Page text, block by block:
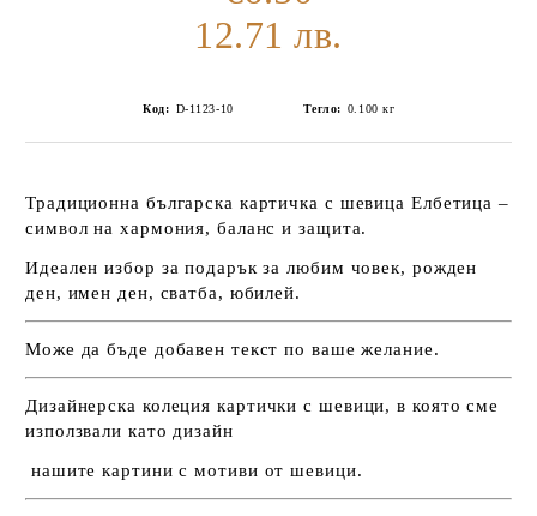
12.71 лв.
Код: D-1123-10 Тегло: 0.100 кг
Традиционна българска картичка с шевица Елбетица –
символ на хармония, баланс и защита.
Идеален избор за подарък за любим човек, рожден
ден, имен ден, сватба, юбилей.
Може да бъде добавен текст по ваше желание.
Дизайнерска колеция картички с шевици, в която сме
използвали като дизайн
нашитекартини с мотиви от шевици.